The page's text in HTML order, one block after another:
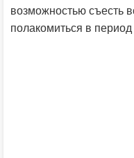
возможностью съесть
полакомиться в период